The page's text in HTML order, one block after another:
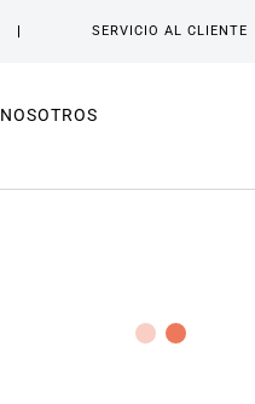
SERVICIO AL CLIENTE
NOSOTROS